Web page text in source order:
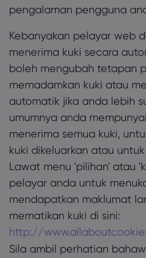
pengalaman pengguna
Kebanyakan pelayar web
menerima kuki secara
boleh mengubah tetapan
memadamkan kuki atau
automatik jika anda lebih
umumnya anda
menerima semua kuki,
kuki dikeluarkan atau
Lawat menu 'pilihan' atau
pelayar anda untuk
mendapatkan maklumat
mematikan kuki di sini:
http://
Sila ambil perhatian